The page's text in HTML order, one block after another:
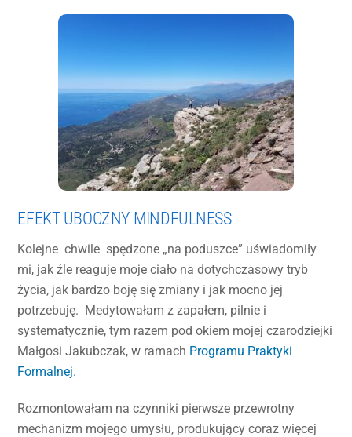
EFEKT UBOCZNY MINDFULNESS
Kolejne chwile spędzone „na poduszce” uświadomiły
mi, jak źle reaguje moje ciało na dotychczasowy tryb
życia, jak bardzo boję się zmiany i jak mocno jej
potrzebuję. Medytowałam z zapałem, pilnie i
systematycznie, tym razem pod okiem mojej czarodziejki
Małgosi Jakubczak, w ramach Programu Praktyki
Formalnej.
Rozmontowałam na czynniki pierwsze przewrotny
mechanizm mojego umysłu, produkujący coraz więcej